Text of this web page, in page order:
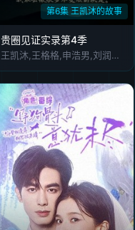
第6集 王凯沐的故事
贵圈见证实录第4季
王凯沐,王格格,申浩男,刘润铭,韩雨彤,曾辉